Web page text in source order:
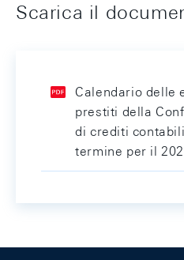
Scarica il
Calendario delle
prestiti della
di crediti
termine per il